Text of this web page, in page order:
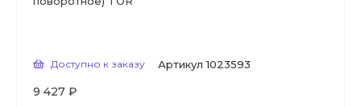
Доступно к заказу Артикул 1023593
9 427 ₽